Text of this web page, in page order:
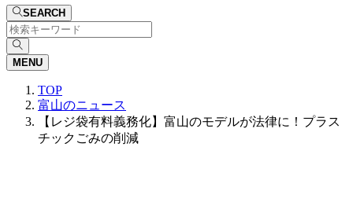
SEARCH
MENU
TOP
富山のニュース
【レジ袋有料義務化】富山のモデルが法律に！プラス
チックごみの削減